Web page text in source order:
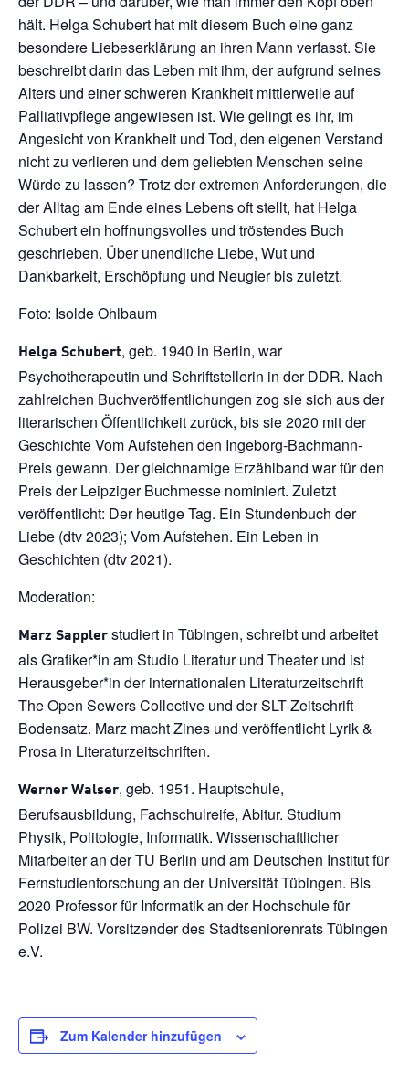
hält. Helga Schubert hat mit diesem Buch eine ganz
besondere Liebeserklärung an ihren Mann verfasst. Sie
beschreibt darin das Leben mit ihm, der aufgrund seines
Alters und einer schweren Krankheit mittlerweile auf
Palliativpflege angewiesen ist. Wie gelingt es ihr, im
Angesicht von Krankheit und Tod, den eigenen Verstand
nicht zu verlieren und dem geliebten Menschen seine
Würde zu lassen? Trotz der extremen Anforderungen, die
der Alltag am Ende eines Lebens oft stellt, hat Helga
Schubert ein hoffnungsvolles und tröstendes Buch
geschrieben. Über unendliche Liebe, Wut und
Dankbarkeit, Erschöpfung und Neugier bis zuletzt.
Foto: Isolde Ohlbaum
Helga Schubert, geb. 1940 in Berlin, war
Psychotherapeutin und Schriftstellerin in der DDR. Nach
zahlreichen Buchveröffentlichungen zog sie sich aus der
literarischen Öffentlichkeit zurück, bis sie 2020 mit der
Geschichte Vom Aufstehen den Ingeborg-Bachmann-
Preis gewann. Der gleichnamige Erzählband war für den
Preis der Leipziger Buchmesse nominiert. Zuletzt
veröffentlicht: Der heutige Tag. Ein Stundenbuch der
Liebe (dtv 2023); Vom Aufstehen. Ein Leben in
Geschichten (dtv 2021).
Moderation:
Marz Sappler studiert in Tübingen, schreibt und arbeitet
als Grafiker*in am Studio Literatur und Theater und ist
Herausgeber*in der internationalen Literaturzeitschrift
The Open Sewers Collective und der SLT-Zeitschrift
Bodensatz. Marz macht Zines und veröffentlicht Lyrik &
Prosa in Literaturzeitschriften.
Werner Walser, geb. 1951. Hauptschule,
Berufsausbildung, Fachschulreife, Abitur. Studium
Physik, Politologie, Informatik. Wissenschaftlicher
Mitarbeiter an der TU Berlin und am Deutschen Institut für
Fernstudienforschung an der Universität Tübingen. Bis
2020 Professor für Informatik an der Hochschule für
Polizei BW. Vorsitzender des Stadtseniorenrats Tübingen
e.V.
Zum Kalender hinzufügen